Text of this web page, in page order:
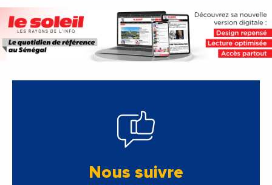
Nous suivre